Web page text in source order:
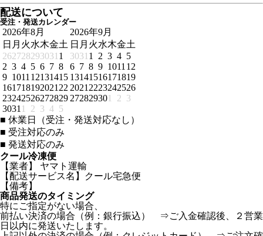
配送について
受注・発送カレンダー
2026年8月
日 月 火水木金土
262728293031 1
2 3 4 5 6 7 8
9 1011 12131415
161718192021 22
23242526272829
3031 1 2 3 4 5
2026年9月
日 月 火水木金土
3031 1 2 3 4 5
6 7 8 9 1011 12
13141516171819
2021 2223242526
272829301 2 3
■ 休業日（受注・発送対応なし）
■ 受注対応のみ
■ 発送対応のみ
クール冷凍便
【業者】 ヤマト運輸
【配送サービス名】クール宅急便
【備考】
商品発送のタイミング
特にご指定がない場合、
前払い決済の場合（例：銀行振込） ⇒ご入金確認後、２営業
日以内に発送いたします。